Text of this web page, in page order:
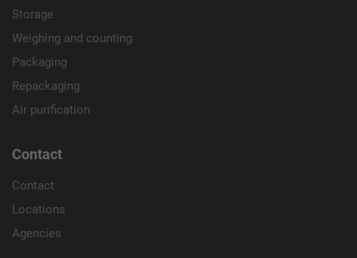
Storage
Weighing and counting
Packaging
Repackaging
Air purification
Contact
Contact
Locations
Agencies